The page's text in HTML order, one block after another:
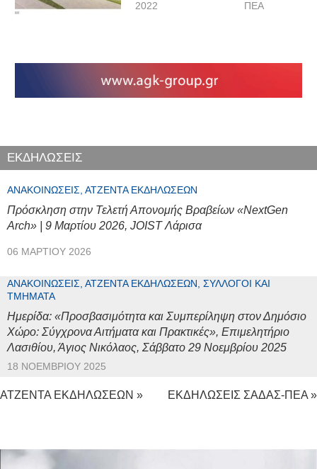
2022
ΠΕΑ
ΕΚΔΗΛΩΣΕΙΣ
ΑΝΑΚΟΙΝΏΣΕΙΣ, ΑΤΖΈΝΤΑ ΕΚΔΗΛΏΣΕΩΝ
Πρόσκληση στην Τελετή Απονομής Βραβείων «NextGen
Arch» | 9 Μαρτίου 2026, JOIST Λάρισα
06 ΜΑΡΤΊΟΥ 2026
ΑΝΑΚΟΙΝΏΣΕΙΣ, ΑΤΖΈΝΤΑ ΕΚΔΗΛΏΣΕΩΝ, ΣΎΛΛΟΓΟΙ ΚΑΙ
ΤΜΉΜΑΤΑ
Ημερίδα: «Προσβασιμότητα και Συμπερίληψη στον Δημόσιο
Χώρο: Σύγχρονα Αιτήματα και Πρακτικές», Επιμελητήριο
Λασιθίου, Άγιος Νικόλαος, Σάββατο 29 Νοεμβρίου 2025
18 ΝΟΕΜΒΡΊΟΥ 2025
ΑΤΖΕΝΤΑ ΕΚΔΗΛΩΣΕΩΝ » ΕΚΔΗΛΩΣΕΙΣ ΣΑΔΑΣ-ΠΕΑ »